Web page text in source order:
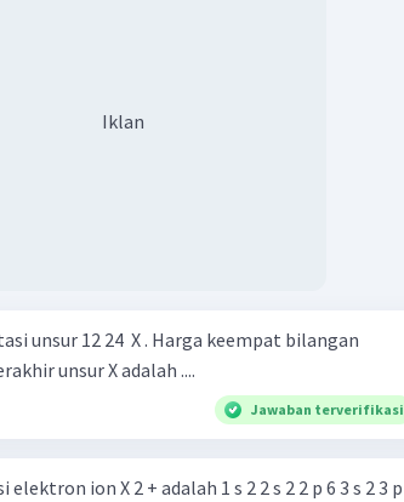
Iklan
unsur 12 24 ​ X . Harga keempat bilangan
unsur X adalah ....
Jawaban terverifikasi
ion X 2 + adalah 1 s 2 2 s 2 2 p 6 3 s 2 3 p